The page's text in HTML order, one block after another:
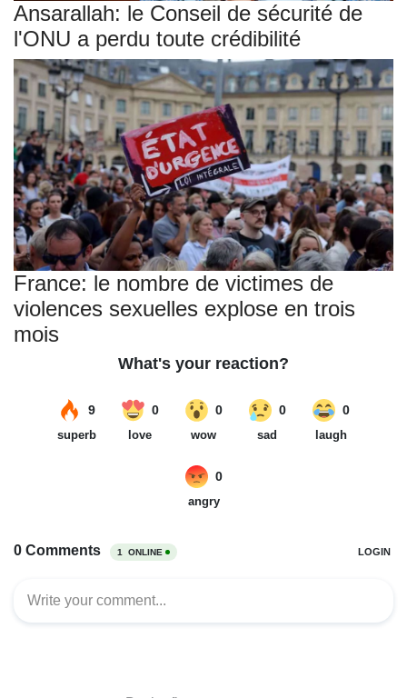
Ansarallah: le Conseil de sécurité de
l'ONU a perdu toute crédibilité
France: le nombre de victimes de
violences sexuelles explose en trois
mois